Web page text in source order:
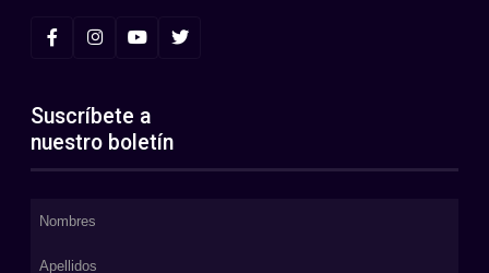
Suscríbete a
nuestro boletín